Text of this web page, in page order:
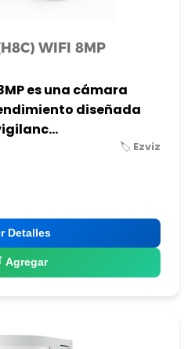
WIFI 8MP
es una cámara
diseñada
🏷️ Ezviz
Detalles
Agregar